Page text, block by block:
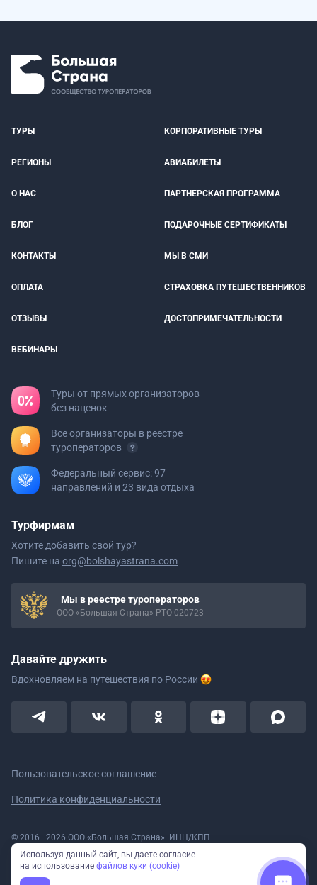
ТУРЫ КОРПОРАТИВНЫЕ ТУРЫ
РЕГИОНЫ АВИАБИЛЕТЫ
О НАС ПАРТНЕРСКАЯ ПРОГРАММА
БЛОГ ПОДАРОЧНЫЕ СЕРТИФИКАТЫ
КОНТАКТЫ МЫ В СМИ
ОПЛАТА СТРАХОВКА ПУТЕШЕСТВЕННИКОВ
ОТЗЫВЫ ДОСТОПРИМЕЧАТЕЛЬНОСТИ
ВЕБИНАРЫ
Туры от прямых организаторов
без наценок
Все организаторы в реестре
туроператоров
Федеральный сервис: 97
направлений и 23 вида отдыха
Турфирмам
Хотите добавить свой тур?
Пишите на org@bolshayastrana.com
Мы в реестре туроператоров
ООО «Большая Страна» РТО 020723
Давайте дружить
Вдохновляем на путешествия по России
Пользовательское соглашение
Политика конфиденциальности
© 2016—2026 ООО «Большая Страна». ИНН/КПП
5908078160/590801001 ОГРН 1185958020533
Номер в реестре Роскомнадзора № 59-18-006319 (Приказ № 321 от
11.10.2018)
Используя данный сайт, вы даете согласие
на использование файлов куки (cookie)